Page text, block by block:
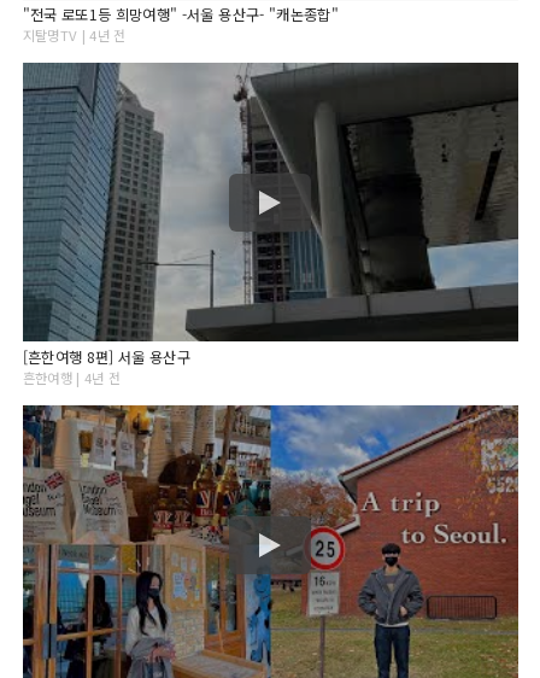
"전국 로또1등 희망여행" -서울 용산구- "캐논종합"
지탈명TV | 4년 전
[흔한여행 8편] 서울 용산구
흔한여행 | 4년 전